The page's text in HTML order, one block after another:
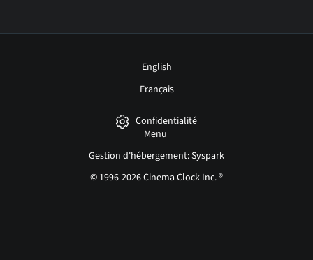
English
Français
Confidentialité
Menu
Gestion d'hébergement: Syspark
© 1996-2026 Cinema Clock Inc. ®